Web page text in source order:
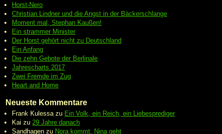
Horst-Nero
Christian Lindner und die Angst in der Bäckerschlange
Moment mal, Stephan Kaußen!
Ein strammer Minister
Der Horst gehört nicht zu Deutschland
Ein Anfang
Die zehn Gebote der Berlinale
Jahrescharts 2017
Zwei Fremde im Zug
Heart and Home
Neueste Kommentare
Frank Kulessa zu Ein Volk, ein Reich, ein Liebesprediger
Kai zu 29 Jahre danach
Sandhagen zu Nora kommt, Nina geht